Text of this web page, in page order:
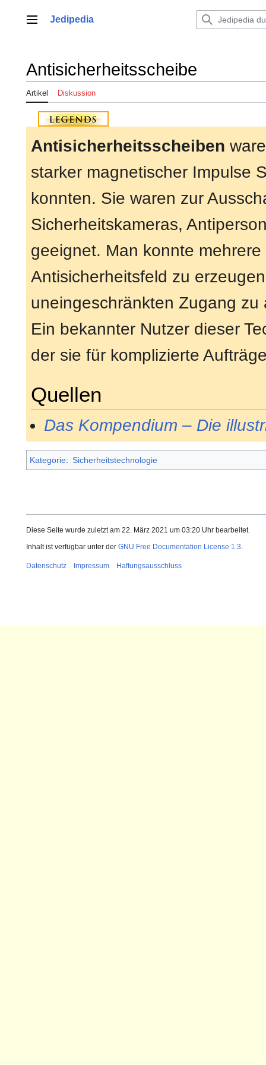
springenHauptmenü
Jedipedia
Antisicherheitsscheibe
Artikel Diskussion
Antisicherheitsscheiben
starker magnetischer Impulse
konnten. Sie waren zur
Sicherheitskameras,
geeignet. Man konnte
Antisicherheitsfeld zu
uneingeschränkten Zugang
Ein bekannter Nutzer dieser
der sie für komplizierte
Quellen
Das Kompendium – Die
Kategorie: Sicherheitstechnologie
Diese Seite wurde zuletzt am 22. März 2021 um 03:20 Uhr bearbeitet.
Inhalt ist verfügbar unter der GNU Free Documentation License 1.3.
Datenschutz Impressum Haftungsausschluss